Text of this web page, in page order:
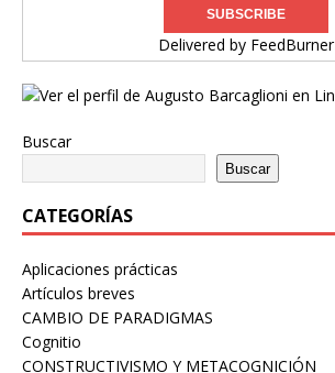
Delivered by FeedBurner
Buscar
Buscar
CATEGORÍAS
Aplicaciones prácticas
Artículos breves
CAMBIO DE PARADIGMAS
Cognitio
CONSTRUCTIVISMO Y METACOGNICIÓN